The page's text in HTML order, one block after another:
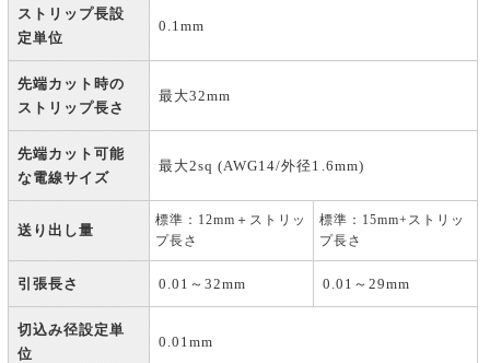
ストリップ長設
定単位
0.1mm
先端カット時の
ストリップ長さ
最大32mm
先端カット可能
な電線サイズ
最大2sq (AWG14/外径1.6mm)
送り出し量
標準：12mm＋ストリッ
プ長さ
標準：15mm+ストリッ
プ長さ
引張長さ 0.01～32mm 0.01～29mm
切込み径設定単
位
0.01mm